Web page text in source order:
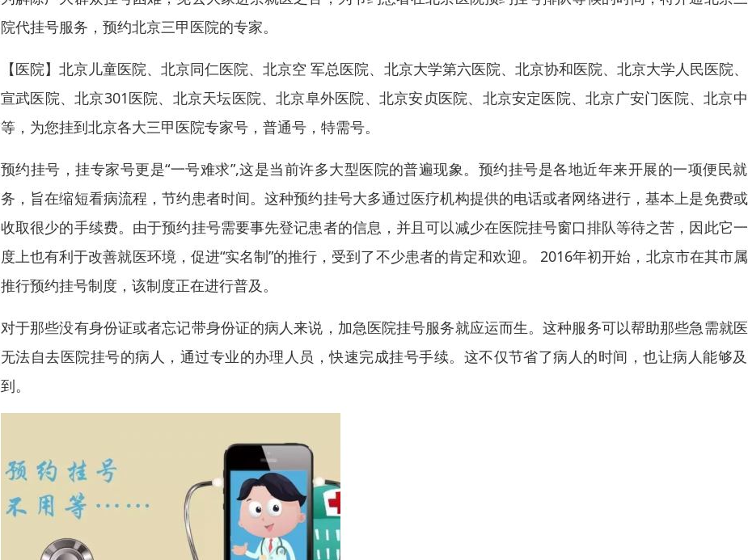
院代挂号服务，预约北京三甲医院的专家。
【医院】北京儿童医院、北京同仁医院、北京空 军总医院、北京大学第六医院、北京协和医院、北京大学人民医院
宣武医院、北京301医院、北京天坛医院、北京阜外医院、北京安贞医院、北京安定医院、北京广安门医院、北京
等，为您挂到北京各大三甲医院专家号，普通号，特需号。
预约挂号，挂专家号更是“一号难求”,这是当前许多大型医院的普遍现象。预约挂号是各地近年来开展的一项便民
务，旨在缩短看病流程，节约患者时间。这种预约挂号大多通过医疗机构提供的电话或者网络进行，基本上是免费
收取很少的手续费。由于预约挂号需要事先登记患者的信息，并且可以减少在医院挂号窗口排队等待之苦，因此它
度上也有利于改善就医环境，促进“实名制”的推行，受到了不少患者的肯定和欢迎。 2016年初开始，北京市在其市
推行预约挂号制度，该制度正在进行普及。
对于那些没有身份证或者忘记带身份证的病人来说，加急医院挂号服务就应运而生。这种服务可以帮助那些急需就
无法自去医院挂号的病人，通过专业的办理人员，快速完成挂号手续。这不仅节省了病人的时间，也让病人能够
到。